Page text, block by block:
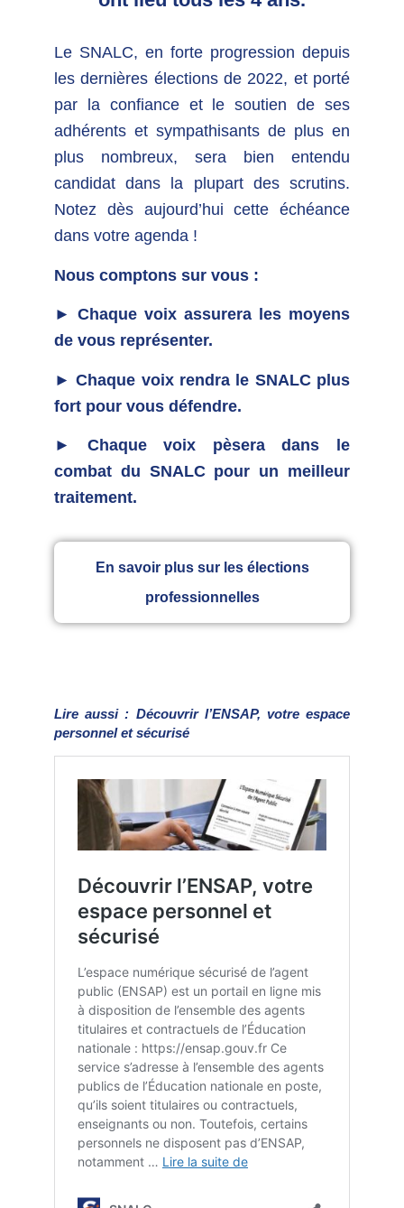
Le SNALC, en forte progression depuis
les dernières élections de 2022, et porté
par la confiance et le soutien de ses
adhérents et sympathisants de plus en
plus nombreux, sera bien entendu
candidat dans la plupart des scrutins.
Notez dès aujourd’hui cette échéance
dans votre agenda !
Nous comptons sur vous :
► Chaque voix assurera les moyens
de vous représenter.
► Chaque voix rendra le SNALC plus
fort pour vous défendre.
► Chaque voix pèsera dans le
combat du SNALC pour un meilleur
traitement.
En savoir plus sur les élections
professionnelles
Lire aussi : Découvrir l’ENSAP, votre espace
personnel et sécurisé